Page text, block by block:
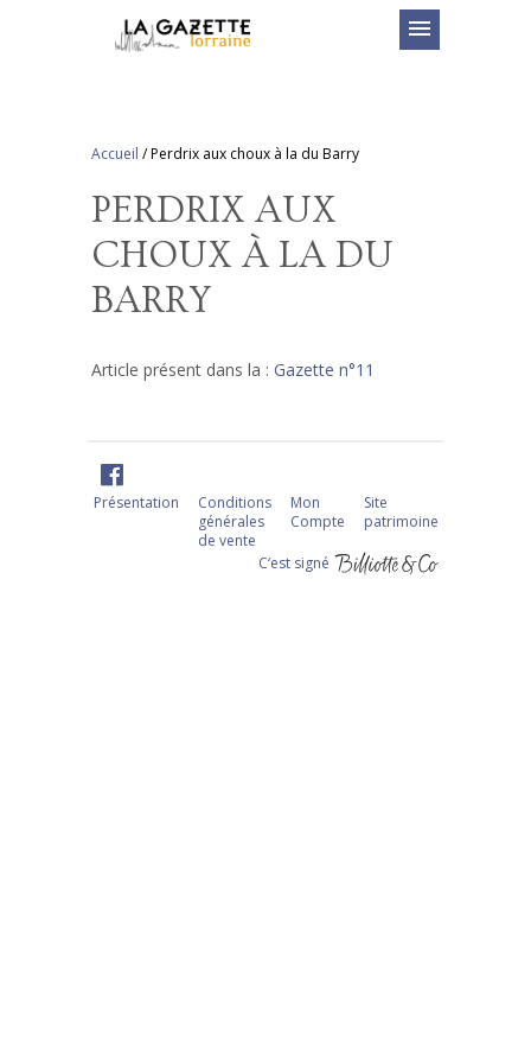
menu
Accueil /Perdrix aux choux à la du Barry
PERDRIX AUX
CHOUX À LA DU
BARRY
Article présent dans la : Gazette n°11
Présentation
Conditions
générales
de vente
Mon
Compte
Site
patrimoine
C‘est signé